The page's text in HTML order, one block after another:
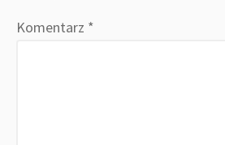
Komentarz *